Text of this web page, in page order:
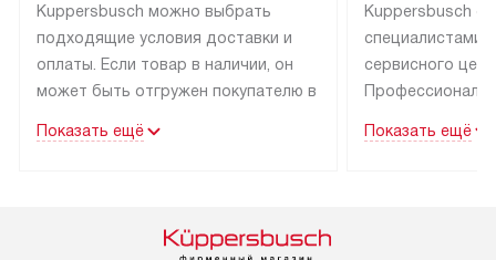
Kuppersbusch можно выбрать
подходящие условия доставки и
оплаты. Если товар в наличии, он
может быть отгружен покупателю в
специальным лейблом
дополнительно. Возможна
Показать ещё
Kuppersbusch
специалистами
сервисного
эксплуатации
Показать ещё